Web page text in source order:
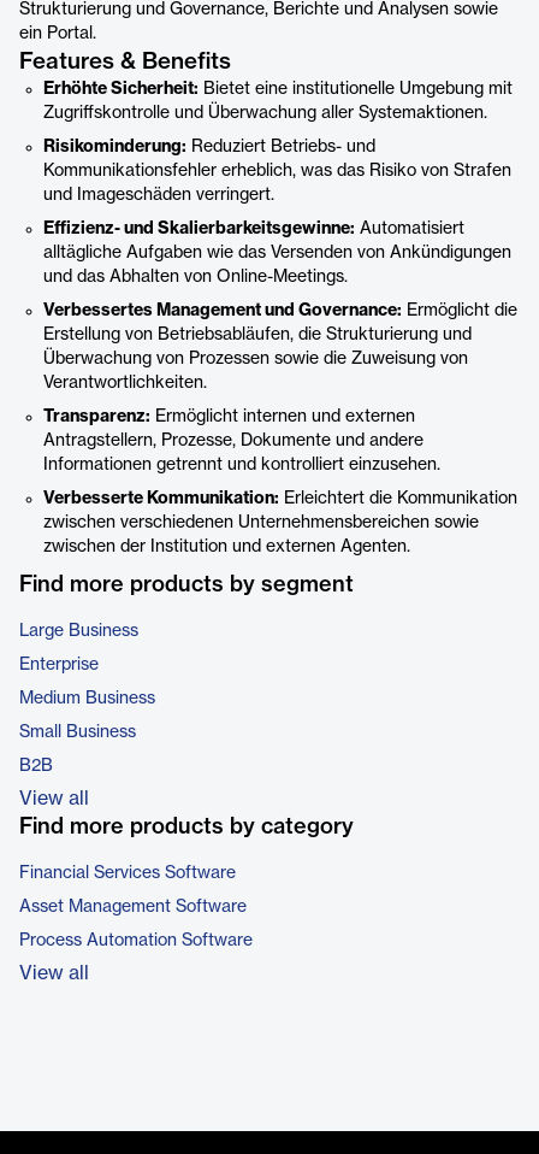
Strukturierung und Governance, Berichte und Analysen sowie
ein Portal.
Features & Benefits
Erhöhte Sicherheit: Bietet eine institutionelle Umgebung mit
Zugriffskontrolle und Überwachung aller Systemaktionen.
Risikominderung: Reduziert Betriebs- und
Kommunikationsfehler erheblich, was das Risiko von Strafen
und Imageschäden verringert.
Effizienz- und Skalierbarkeitsgewinne: Automatisiert
alltägliche Aufgaben wie das Versenden von Ankündigungen
und das Abhalten von Online-Meetings.
Verbessertes Management und Governance: Ermöglicht die
Erstellung von Betriebsabläufen, die Strukturierung und
Überwachung von Prozessen sowie die Zuweisung von
Verantwortlichkeiten.
Transparenz: Ermöglicht internen und externen
Antragstellern, Prozesse, Dokumente und andere
Informationen getrennt und kontrolliert einzusehen.
Verbesserte Kommunikation: Erleichtert die Kommunikation
zwischen verschiedenen Unternehmensbereichen sowie
zwischen der Institution und externen Agenten.
Find more products by segment
Large Business
Enterprise
Medium Business
Small Business
B2B
View all
Find more products by category
Financial Services Software
Asset Management Software
Process Automation Software
View all